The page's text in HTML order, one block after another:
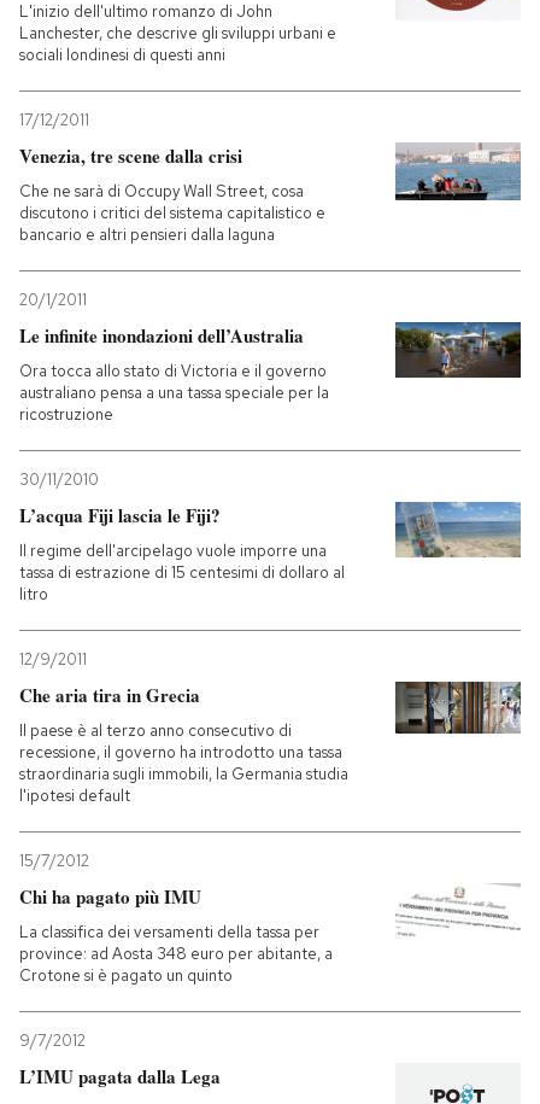
L'inizio dell'ultimo romanzo di John
Lanchester, che descrive gli sviluppi urbani e
sociali londinesi di questi anni
17/12/2011
Venezia, tre scene dalla crisi
Che ne sarà di Occupy Wall Street, cosa
discutono i critici del sistema capitalistico e
bancario e altri pensieri dalla laguna
20/1/2011
Le infinite inondazioni dell’Australia
Ora tocca allo stato di Victoria e il governo
australiano pensa a una tassa speciale per la
ricostruzione
30/11/2010
L’acqua Fiji lascia le Fiji?
Il regime dell'arcipelago vuole imporre una
tassa di estrazione di 15 centesimi di dollaro al
litro
12/9/2011
Che aria tira in Grecia
Il paese è al terzo anno consecutivo di
recessione, il governo ha introdotto una tassa
straordinaria sugli immobili, la Germania studia
l'ipotesi default
15/7/2012
Chi ha pagato più IMU
La classifica dei versamenti della tassa per
province: ad Aosta 348 euro per abitante, a
Crotone si è pagato un quinto
9/7/2012
L’IMU pagata dalla Lega